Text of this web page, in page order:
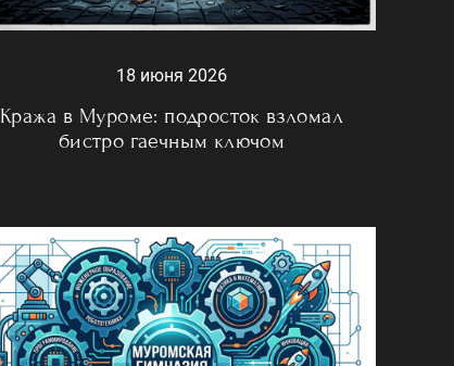
18 июня 2026
Кража в Муроме: подросток взломал
бистро гаечным ключом